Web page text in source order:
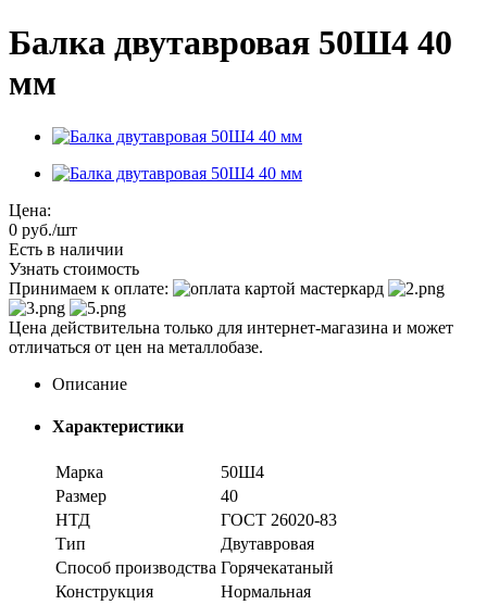
Балка двутавровая 50Ш4 40
мм
Цена:
0 руб./шт
Есть в наличии
Узнать стоимость
Принимаем к оплате:
Цена действительна только для интернет-магазина и может
отличаться от цен на металлобазе.
Описание
Характеристики
Марка
50Ш4
Размер
40
НТД
ГОСТ 26020-83
Тип
Двутавровая
Способ производства Горячекатаный
Конструкция
Нормальная